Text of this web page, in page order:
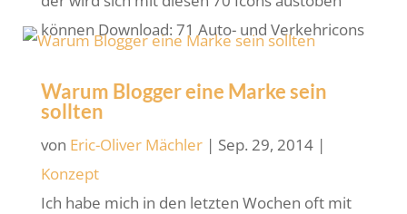
können Download: 71 Auto- und Verkehricons
Warum Blogger eine Marke sein
sollten
von Eric-Oliver Mächler| Sep. 29, 2014|
Konzept
Ich habe mich in den letzten Wochen oft mit